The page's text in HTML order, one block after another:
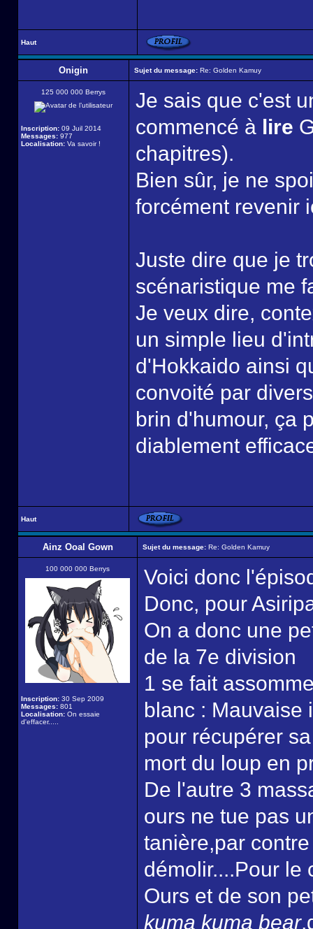
Haut
Onigin Sujet du message: Re: Golden Kamuy
125 000 000 Berrys
Inscription: 09 Juil 2014
Messages: 977
Localisation: Va savoir !
Je sais que c'est
commencé à lire
chapitres).
Bien sûr, je ne
forcément revenir
Juste dire que je
scénaristique me
Je veux dire,
un simple lieu
d'Hokkaido ainsi
convoité par
brin d'humour, ça
diablement
Haut
Ainz Ooal Gown Sujet du message: Re: Golden Kamuy
100 000 000 Berrys
Inscription: 30 Sep 2009
Messages: 801
Localisation: On essaie
d'effacer.....
Voici donc
Donc, pour
On a donc une
de la 7e division
1 se fait
blanc : Mauvaise
pour récupérer
mort du loup en
De l'autre 3
ours ne tue pas
tanière,par
démolir....Pour le
Ours et de son
kuma kuma bear